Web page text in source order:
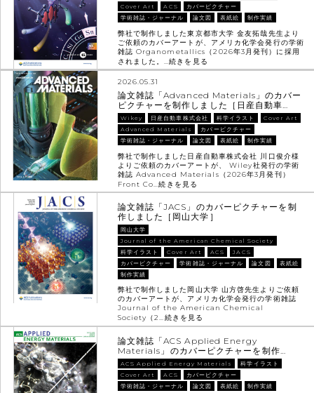
Cover Art
ACS
カバーピクチャー
学術雑誌・ジャーナル
論文図 表紙絵 制作実績
弊社で制作しました東京都市大学 金友拓哉先生より
ご依頼のカバーアートが、アメリカ化学会発行の学術
雑誌 Organometallics（2026年3月発刊）に採用
されました。…続きを見る
2026.05.31
論文雑誌「Advanced Materials」のカバー
ピクチャーを制作しました［日産自動車…
Wikey 日産自動車株式会社 科学イラスト
Cover Art
Advanced Materials
カバーピクチャー
学術雑誌・ジャーナル
論文図 表紙絵 制作実績
弊社で制作しました日産自動車株式会社 川口俊介様
よりご依頼のカバーアートが、 Wiley社発行の学術
雑誌 Advanced Materials（2026年3月発刊）
Front Co…続きを見る
論文雑誌「JACS」のカバーピクチャーを制
作しました［岡山大学］
岡山大学
Journal of the American Chemical Society
科学イラスト
Cover Art ACS
JACS
カバーピクチャー
学術雑誌・ジャーナル 論文図
表紙絵
制作実績
弊社で制作しました岡山大学 山方啓先生よりご依頼
のカバーアートが、アメリカ化学会発行の学術雑誌
Journal of the American Chemical
Society（2…続きを見る
論文雑誌「ACS Applied Energy
Materials」のカバーピクチャーを制作…
ACS Applied Energy Materials
科学イラスト
Cover Art
ACS
カバーピクチャー
学術雑誌・ジャーナル
論文図 表紙絵 制作実績